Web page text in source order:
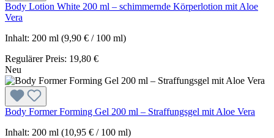
Body Lotion White 200 ml – schimmernde Körperlotion mit Aloe
Vera
Inhalt: 200 ml (9,90 € / 100 ml)
Regulärer Preis: 19,80 €
Neu
Body Former Forming Gel 200 ml – Straffungsgel mit Aloe Vera
Inhalt: 200 ml (10,95 € / 100 ml)